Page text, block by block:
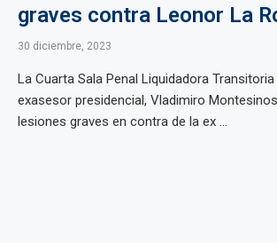
graves contra Leonor La
30 diciembre, 2023
La Cuarta Sala Penal Liquidadora
exasesor presidencial, Vladimiro
lesiones graves en contra de la ex ...